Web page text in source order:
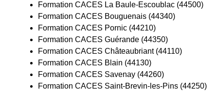
Formation CACES La Baule-Escoublac (44500)
Formation CACES Bouguenais (44340)
Formation CACES Pornic (44210)
Formation CACES Guérande (44350)
Formation CACES Châteaubriant (44110)
Formation CACES Blain (44130)
Formation CACES Savenay (44260)
Formation CACES Saint-Brevin-les-Pins (44250)